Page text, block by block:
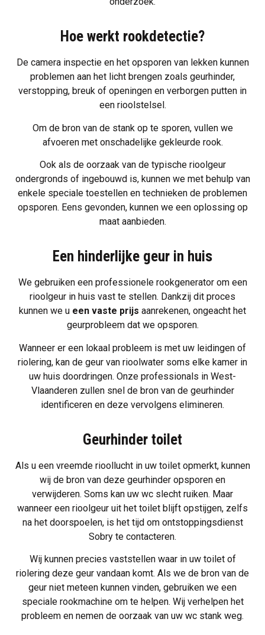
Hoe werkt rookdetectie?
De camera inspectieen het opsporen van lekken kunnen
problemen aan het licht brengen zoals geurhinder,
verstopping, breuk of openingen en verborgen putten in
een rioolstelsel.
Om de bron van de stank op te sporen, vullen we
afvoeren met onschadelijke gekleurde rook.
Ook als de oorzaak van de typische rioolgeur
ondergronds of ingebouwd is, kunnen we met behulp van
enkele speciale toestellen en technieken de problemen
opsporen. Eens gevonden, kunnen we een oplossing op
maat aanbieden.
Een hinderlijke geur in huis
We gebruiken een professionele rookgenerator om een
rioolgeur in huis vast te stellen. Dankzij dit proces
kunnen we u een vaste prijs aanrekenen, ongeacht het
geurprobleem dat we opsporen.
Wanneer er een lokaal probleem is met uw leidingen of
riolering, kan de geur van rioolwater soms elke kamer in
uw huis doordringen. Onze professionals in West-
Vlaanderen zullen snel de bron van de geurhinder
identificeren en deze vervolgens elimineren.
Geurhinder toilet
Als u een vreemde rioollucht in uw toilet opmerkt, kunnen
wij de bron van deze geurhinder opsporen en
verwijderen. Soms kan uw wc slecht ruiken. Maar
wanneer een rioolgeur uit het toilet blijft opstijgen, zelfs
na het doorspoelen, is het tijd om ontstoppingsdienst
Sobry te contacteren.
Wij kunnen precies vaststellen waar in uw toilet of
riolering deze geur vandaan komt. Als we de bron van de
geur niet meteen kunnen vinden, gebruiken we een
speciale rookmachine om te helpen. Wij verhelpen het
probleem en nemen de oorzaak van uw wc stank weg.